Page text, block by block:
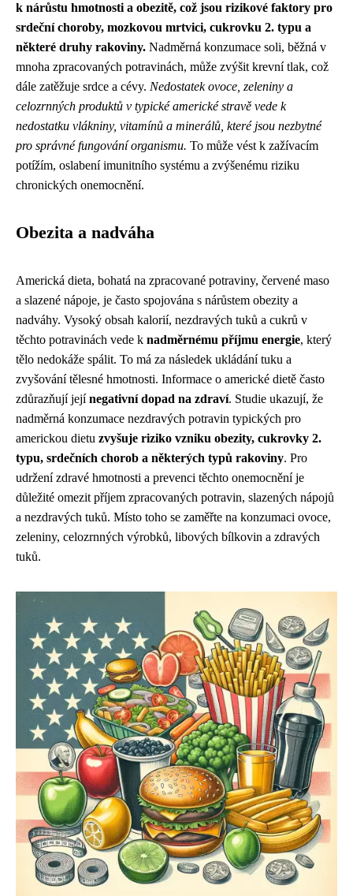
k nárůstu hmotnosti a obezitě, což jsou rizikové faktory pro
srdeční choroby, mozkovou mrtvici, cukrovku 2. typu a
některé druhy rakoviny. Nadměrná konzumace soli, běžná v
mnoha zpracovaných potravinách, může zvýšit krevní tlak, což
dále zatěžuje srdce a cévy. Nedostatek ovoce, zeleniny a
celozrnných produktů v typické americké stravě vede k
nedostatku vlákniny, vitamínů a minerálů, které jsou nezbytné
pro správné fungování organismu. To může vést k zažívacím
potížím, oslabení imunitního systému a zvýšenému riziku
chronických onemocnění.
Obezita a nadváha
Americká dieta, bohatá na zpracované potraviny, červené maso
a slazené nápoje, je často spojována s nárůstem obezity a
nadváhy. Vysoký obsah kalorií, nezdravých tuků a cukrů v
těchto potravinách vede k nadměrnému příjmu energie, který
tělo nedokáže spálit. To má za následek ukládání tuku a
zvyšování tělesné hmotnosti. Informace o americké dietě často
zdůrazňují jejínegativní dopad na zdraví. Studie ukazují, že
nadměrná konzumace nezdravých potravin typických pro
americkou dietu zvyšuje riziko vzniku obezity, cukrovky 2.
typu, srdečních chorob a některých typů rakoviny. Pro
udržení zdravé hmotnosti a prevenci těchto onemocnění je
důležité omezit příjem zpracovaných potravin, slazených nápojů
a nezdravých tuků. Místo toho se zaměřte na konzumaci ovoce,
zeleniny, celozrnných výrobků, libových bílkovin a zdravých
tuků.